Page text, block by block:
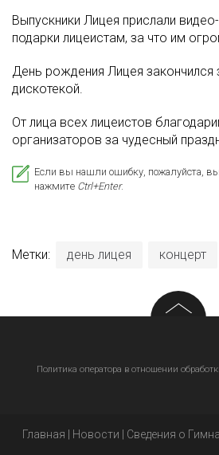
Выпускники Лицея прислали
подарки лицеистам, за что им
День рождения Лицея закончился
дискотекой.
От лица всех лицеистов
организаторов за чудесный
Если вы нашли ошибку, пожалуйста,
нажмите Ctrl+Enter.
Метки: день лицея концерт
Политика оператора в отношении
Главная Новости Сведения о